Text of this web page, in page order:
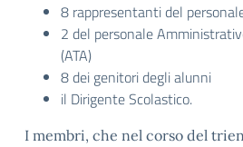
8 rappresentanti del
2 del personale
(ATA)
8 dei genitori degli alunni
il Dirigente Scolastico.
I membri, che nel corso del